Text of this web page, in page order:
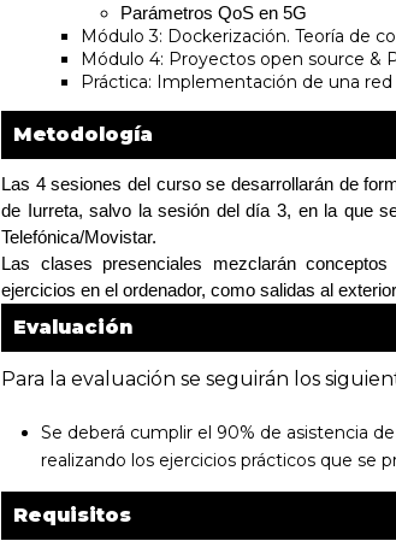
Parámetros QoS en 5G
Módulo 3: Dockerización. Teoría de
Módulo 4: Proyectos open source &
Práctica: Implementación de una red
Metodología
Las 4 sesiones del curso se desarrollarán de
de Iurreta, salvo la sesión del día 3, en la que
Telefónica/Movistar.
Las clases presenciales mezclarán
ejercicios en el ordenador, como salidas al
Evaluación
Para la evaluación se seguirán los
Se deberá cumplir el 90% de asistencia
realizando los ejercicios prácticos que se
Requisitos